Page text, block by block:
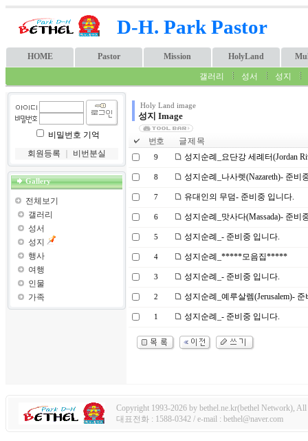
D-H. Park Pastor
HOME Pastor Mission HolyLand
갤러리 성서 성지
비밀번호 기억
회원등록
비번분실
Gallery
전체보기
갤러리
성서
성지
행사
여행
인물
가족
Holy Land image
성지 Image
번호 글 제 목
9 성지순례_요단강 세례터(Jordan
8 성지순례_나사렛(Nazareth)- 준비
7 유대인의 무덤- 준비중 입니다.
6 성지순례_맛사다(Massada)- 준비
5 성지순례_- 준비중 입니다.
4 성지순례_*****모음집*****
3 성지순례_- 준비중 입니다.
2 성지순례_예루살렘(Jerusalem)-
1 성지순례_- 준비중 입니다.
Copyright 1993-2026 by bethel.ne.kr(bethel Network), All
대표전화 : 1588-0342 / e-mail : bethel@naver.com